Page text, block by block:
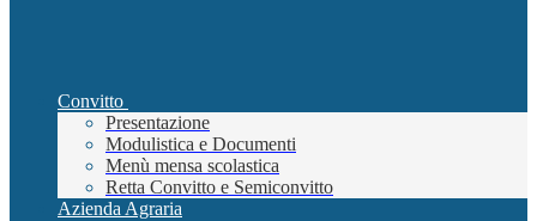
Convitto
Presentazione
Modulistica e Documenti
Menù mensa scolastica
Retta Convitto e Semiconvitto
Azienda Agraria